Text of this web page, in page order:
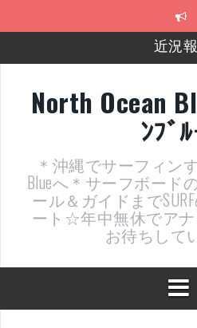
2026年明け
近況
ヤッチマッタ
支部長就任報告と支部
近況
North Ocean
ﾝﾌﾞ
＊沖縄でサーフィン
Blueへ＊サーフボード
ール＆ガイドまで
ート☆年中無休でア
お待ちして